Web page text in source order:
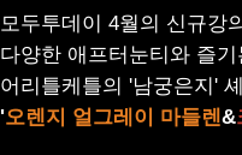
모두투데이 4월의 신규강
다양한 애프터눈티와 즐
어리틀케틀의 '남궁은지'
'오렌지 얼그레이 마들렌&